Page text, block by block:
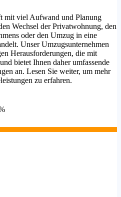
mit viel Aufwand und Planung
Wechsel der Privatwohnung, den
oder den Umzug in eine
Unser Umzugsunternehmen
Herausforderungen, die mit
bietet Ihnen daher umfassende
an. Lesen Sie weiter, um mehr
zu erfahren.